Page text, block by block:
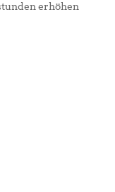
erhöhen